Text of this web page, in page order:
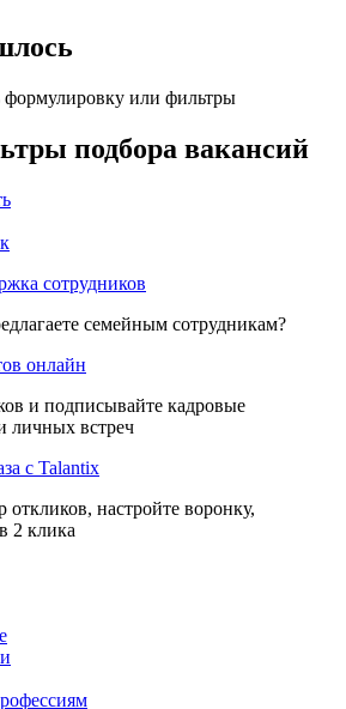
формулировку или фильтры
подбора вакансий
сотрудников
семейным сотрудникам?
онлайн
и подписывайте кадровые
личных встреч
с Talantix
откликов, настройте воронку,
2 клика